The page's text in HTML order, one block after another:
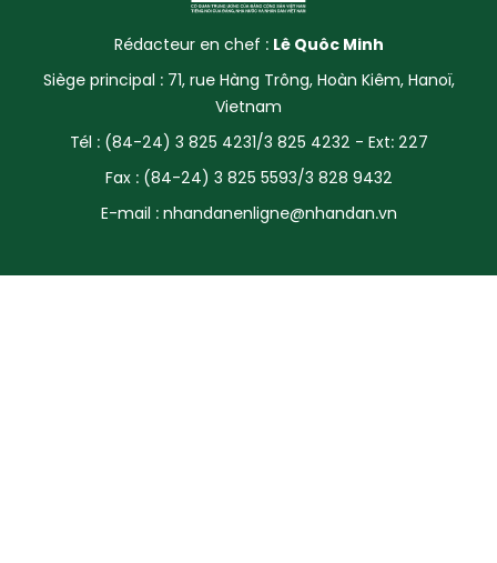
ENVIRONNEMENT
SPORT
FRANCOPHONIE
Rédacteur en chef : Lê Quôc Minh
Siège principal : 71, rue Hàng Trông, Hoàn Kiêm, Hanoï,
Vietnam
Tél : (84-24) 3 825 4231/3 825 4232 - Ext: 227
Fax : (84-24) 3 825 5593/3 828 9432
E-mail : nhandanenligne@nhandan.vn